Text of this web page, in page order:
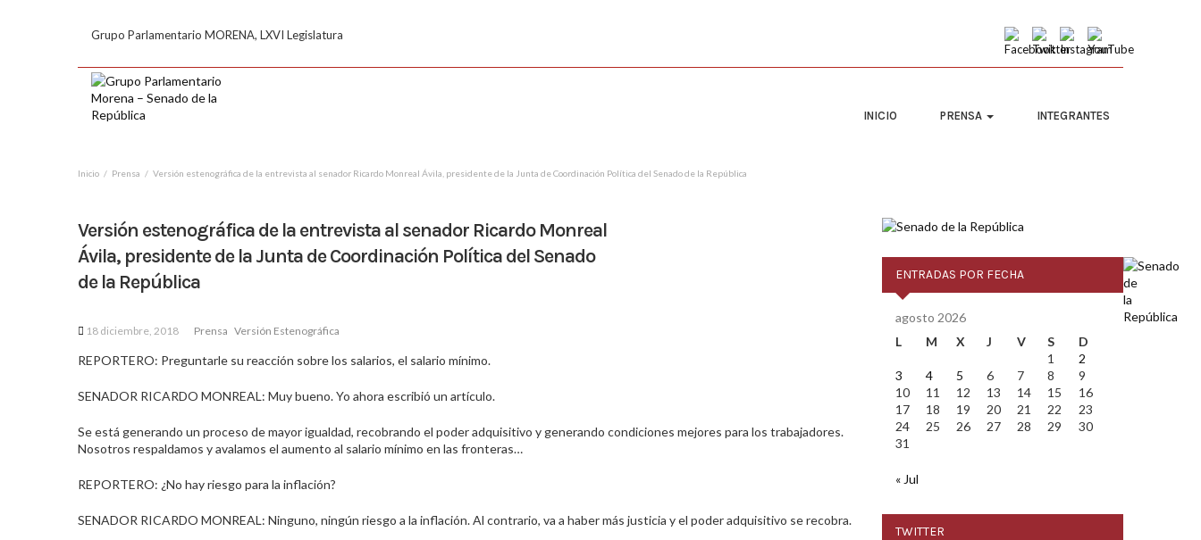
Grupo Parlamentario MORENA, LXVI Legislatura
INICIO PRENSA INTEGRANTES
Inicio Prensa Versión estenográfica de la entrevista al senador Ricardo Monreal Ávila, presidente de la Junta de Coordinación Política del Senado de la República
Versión estenográfica de la entrevista al senador Ricardo Monreal
Ávila, presidente de la Junta de Coordinación Política del Senado
de la República
18 diciembre, 2018 Prensa Versión Estenográfica
REPORTERO: Preguntarle su reacción sobre los salarios, el salario mínimo.
SENADOR RICARDO MONREAL: Muy bueno. Yo ahora escribió un artículo.
Se está generando un proceso de mayor igualdad, recobrando el poder adquisitivo y generando condiciones mejores para los trabajadores.
Nosotros respaldamos y avalamos el aumento al salario mínimo en las fronteras…
REPORTERO: ¿No hay riesgo para la inflación?
SENADOR RICARDO MONREAL: Ninguno, ningún riesgo a la inflación. Al contrario, va a haber más justicia y el poder adquisitivo se recobra.
ENTRADAS POR FECHA
agosto 2026
L
M X J V S
D
1
2
3
4 5 6 7 8
9
10
11 12 13 14 15
16
17
18 19 20 21 22
23
24
25 26 27 28 29
30
31
« Jul
TWITTER